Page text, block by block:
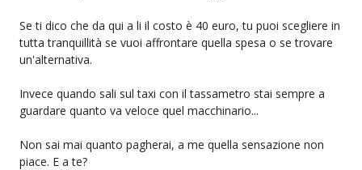
Se ti dico che da qui a li il costo è 40 euro, tu puoi scegliere in
tutta tranquillità se vuoi affrontare quella spesa o se trovare
un'alternativa.
Invece quando sali sul taxi con il tassametro stai sempre a
guardare quanto va veloce quel macchinario...
Non sai mai quanto pagherai, a me quella sensazione non
piace. E a te?